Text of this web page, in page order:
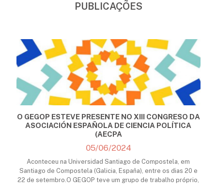
PUBLICAÇÕES
O GEGOP ESTEVE PRESENTE NO XIII CONGRESO DA
ASOCIACIÓN ESPAÑOLA DE CIENCIA POLÍTICA
(AECPA
05/06/2024
Aconteceu na Universidad Santiago de Compostela, em
Santiago de Compostela (Galicia, España), entre os dias 20 e
22 de setembro.O GEGOP teve um grupo de trabalho próprio,